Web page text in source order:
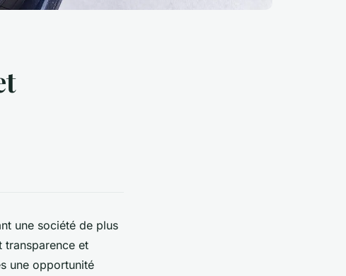
une société de plus
transparence et
une opportunité